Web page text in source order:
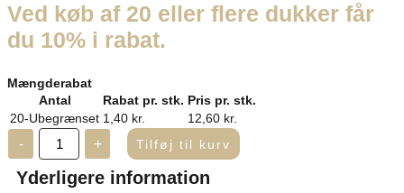
Ved køb af 20 eller flere dukker får
du 10% i rabat.
Mængderabat
Antal
Rabat pr. stk. Pris pr. stk.
20-Ubegrænset 1,40 kr. 12,60 kr.
- + Tilføj til kurv
Yderligere information